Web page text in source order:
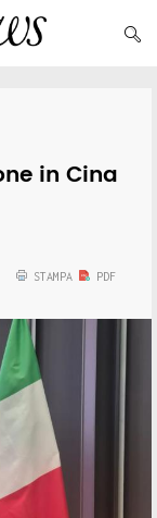
in Cina
STAMPA PDF